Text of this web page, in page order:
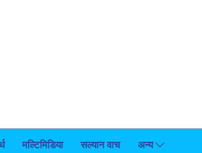
मल्टिमिडिया सल्यान वाच अन्य